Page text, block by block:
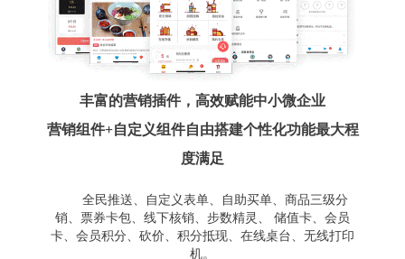
丰富的营销插件，高效赋能中小微企业
营销组件+自定义组件自由搭建个性化功能最大程
度满足
全民推送、自定义表单、自助买单、商品三级分
销、票券卡包、线下核销、步数精灵、 储值卡、会员
卡、会员积分、砍价、积分抵现、在线桌台、无线打印
机。